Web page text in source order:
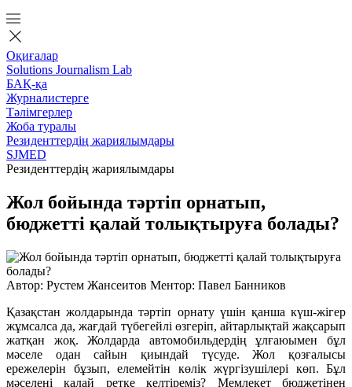
Оқиғалар
Solutions Journalism Lab
БАҚ-қа
Журналистерге
Тәлімгерлер
Жоба туралы
Резиденттердің жариялымдары
SJMED
Резиденттердің жариялымдары
Жол бойында тәртіп орнатып,
бюджетті қалай толықтыруға болады?
Автор: Рустем Жансеитов Ментор: Павел Банников
Қазақстан жолдарында тәртіп орнату үшін қанша күш-жігер
жұмсалса да, жағдай түбегейлі өзгеріп, айтарлықтай жақсарып
жатқан жоқ. Жолдарда автомобильдердің ұлғаюымен бұл
мәселе одан сайын қиындай түсуде. Жол қозғалысы
ережелерін бұзып, елемейтін көлік жүргізушілері көп. Бұл
мәселені қалай ретке келтіреміз? Мемлекет бюджетінен